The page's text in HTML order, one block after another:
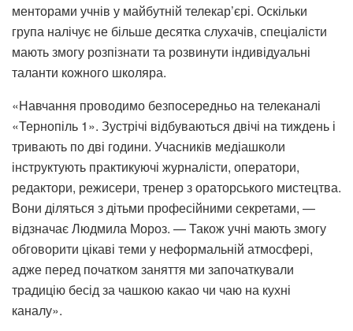
менторами учнів у майбутній телекар’єрі. Оскільки
група налічує не більше десятка слухачів, спеціалісти
мають змогу розпізнати та розвинути індивідуальні
таланти кожного школяра.
«Навчання проводимо безпосередньо на телеканалі
«Тернопіль 1». Зустрічі відбуваються двічі на тиждень і
тривають по дві години. Учасників медіашколи
інструктують практикуючі журналісти, оператори,
редактори, режисери, тренер з ораторського мистецтва.
Вони діляться з дітьми професійними секретами, —
відзначає Людмила Мороз. — Також учні мають змогу
обговорити цікаві теми у неформальній атмосфері,
адже перед початком заняття ми започаткували
традицію бесід за чашкою какао чи чаю на кухні
каналу».